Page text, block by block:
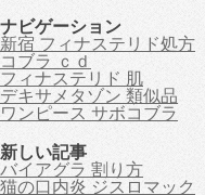
ナビゲーション
新宿 フィナステリド処方
コブラ ｃｄ
フィナステリド 肌
デキサメタゾン 類似品
ワンピース サボコブラ
新しい記事
バイアグラ 割り方
猫の口内炎 ジスロマック